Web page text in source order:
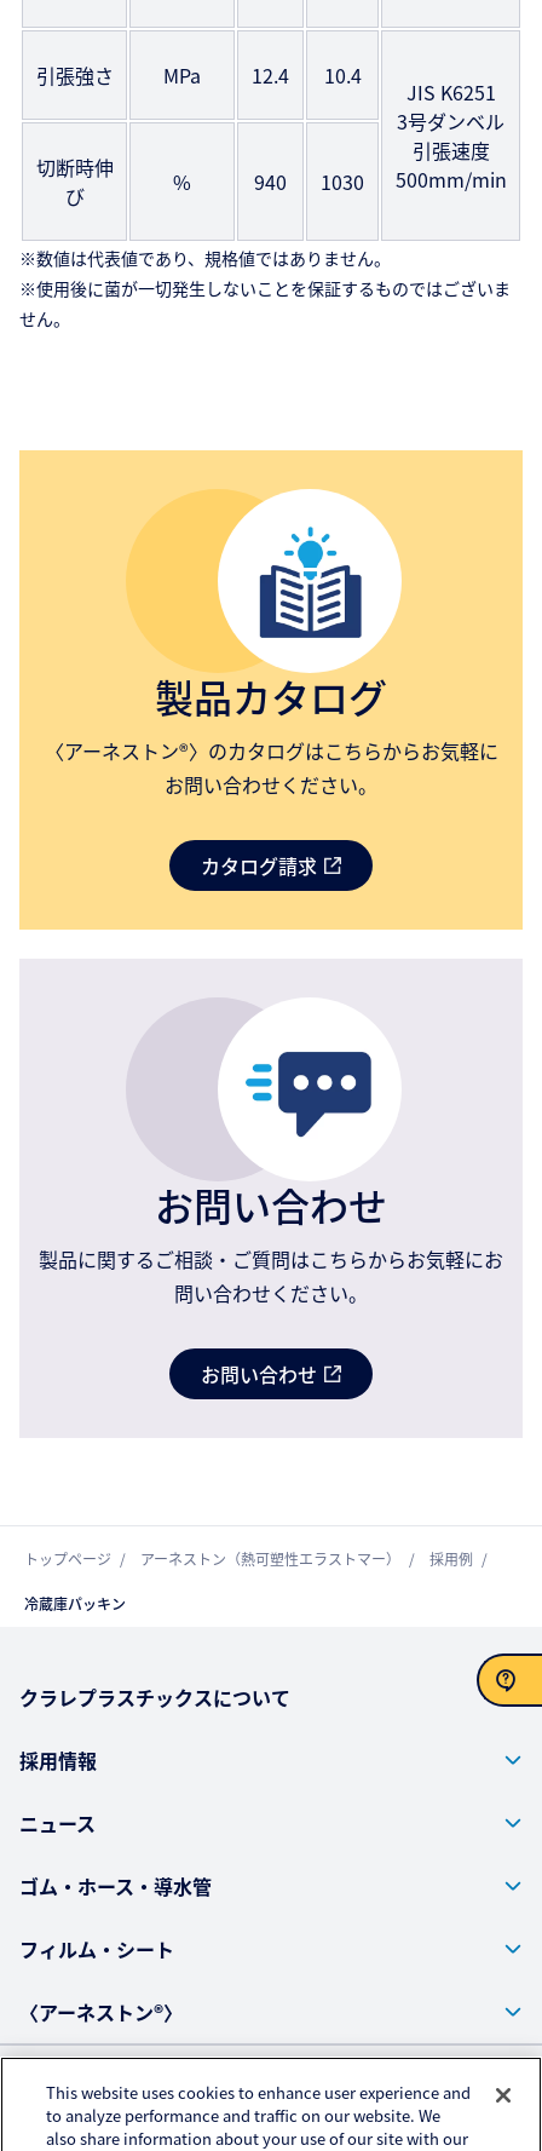
引張強さ MPa 12.4 10.4
JIS K6251
3号ダンベル
引張速度
500mm/min
切断時伸
び
% 940 1030
※数値は代表値であり、規格値ではありません。
※使用後に菌が一切発生しないことを保証するものではございま
せん。
製品カタログ
〈アーネストン®〉のカタログはこちらからお気軽に
お問い合わせください。
カタログ請求
お問い合わせ
製品に関するご相談・ご質問はこちらからお気軽にお
問い合わせください。
お問い合わせ
トップページ アーネストン（熱可塑性エラストマー） 採用例
冷蔵庫パッキン
クラレプラスチックスについて
採用情報
ニュース
ゴム・ホース・導水管
フィルム・シート
〈アーネストン®〉
プライバシーポリシー
アクセスデータの取扱いについて
This website uses cookies to enhance user experience and
to analyze performance and traffic on our website. We
also share information about your use of our site with our